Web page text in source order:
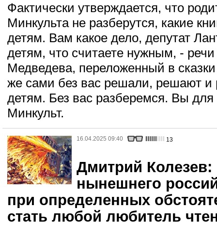
Фактически утверждается, что
Минкульта не разберутся, какие
детям. Вам какое дело, депутат
детям, что считаете нужным, -
Медведева, переложенный в
же сами без вас решали, решают и
детям. Без вас разберемся. Вы для
Минкульт.
16.04.2025 09:40 13
Дмитрий Колезев:
нынешнего
при определенных
стать любой любитель